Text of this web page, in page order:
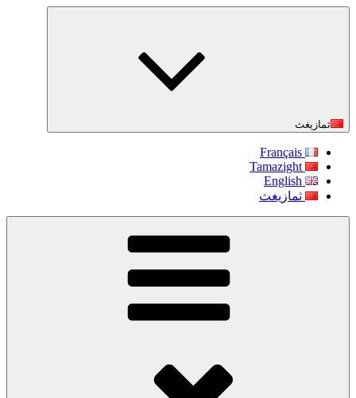
التجاوز
ثمازيغث
Français
Tamazight
English
ثمازيغث